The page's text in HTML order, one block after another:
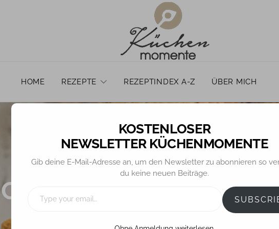
HOME REZEPTE REZEPTINDEX A-Z ÜBER MICH
COOKIES / KEKSE
Chocolate Chip Cookies
Joanna Gaines
NEWSLETTER KÜCHENMOMENTE
Gib deine E-Mail-Adresse an, um den Newsletter zu abonnieren so
du keine neuen Beiträge.
YOUR
EMAIL…